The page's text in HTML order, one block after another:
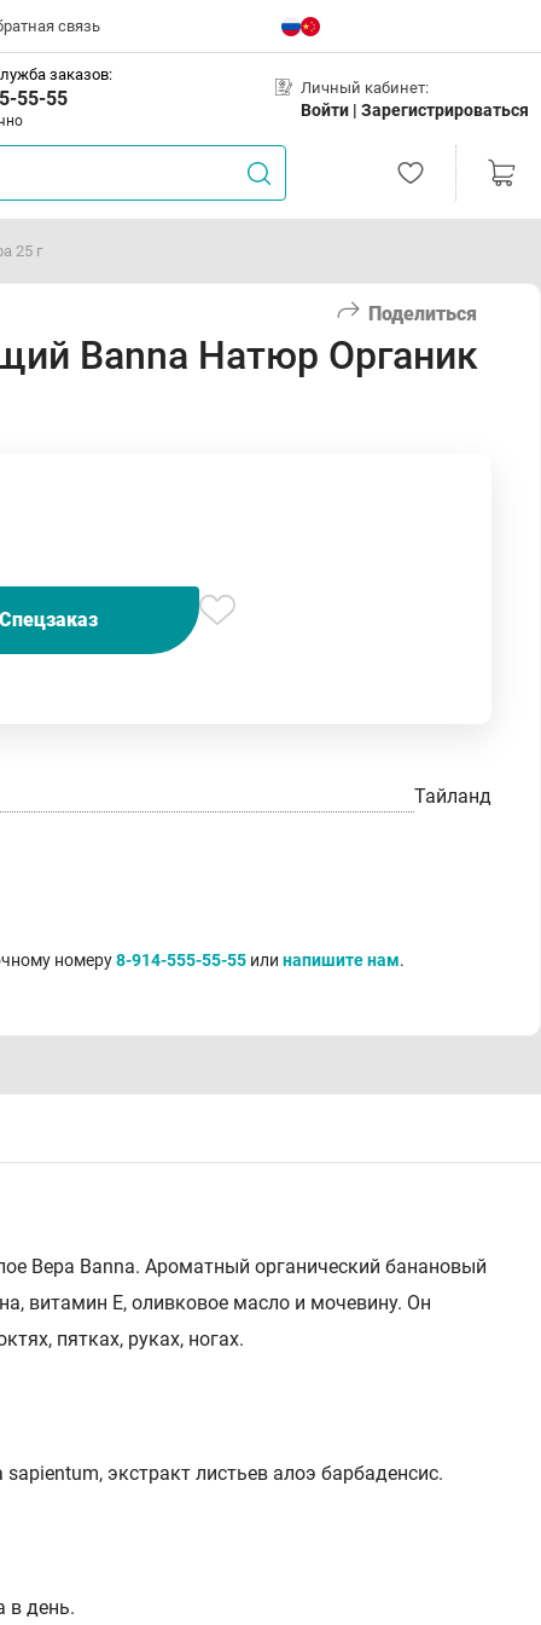
связь
заказов:
55-55 Личный кабинет:
Войти | Зарегистрироваться
25 г
Поделиться
Banna Натюр Органик
Спецзаказ
Тайланд
номеру8-914-555-55-55 или напишите нам.
Вера Banna. Ароматный органический банановый
витамин Е, оливковое масло и мочевину. Он
пятках, руках, ногах.
экстракт листьев алоэ барбаденсис.
в день.